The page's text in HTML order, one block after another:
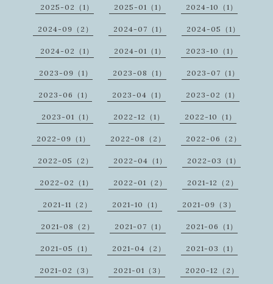
2025-02（1） 2025-01（1） 2024-10（1）
2024-09（2） 2024-07（1） 2024-05（1）
2024-02（1） 2024-01（1） 2023-10（1）
2023-09（1） 2023-08（1） 2023-07（1）
2023-06（1） 2023-04（1） 2023-02（1）
2023-01（1） 2022-12（1） 2022-10（1）
2022-09（1） 2022-08（2） 2022-06（2）
2022-05（2） 2022-04（1） 2022-03（1）
2022-02（1） 2022-01（2） 2021-12（2）
2021-11（2） 2021-10（1） 2021-09（3）
2021-08（2） 2021-07（1） 2021-06（1）
2021-05（1） 2021-04（2） 2021-03（1）
2021-02（3） 2021-01（3） 2020-12（2）